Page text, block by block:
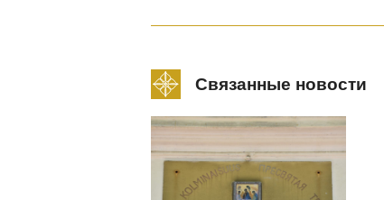
Связанные новости